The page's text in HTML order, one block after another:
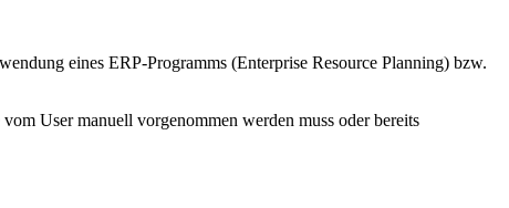
eines ERP-Programms (Enterprise Resource Planning) bzw.
User manuell vorgenommen werden muss oder bereits